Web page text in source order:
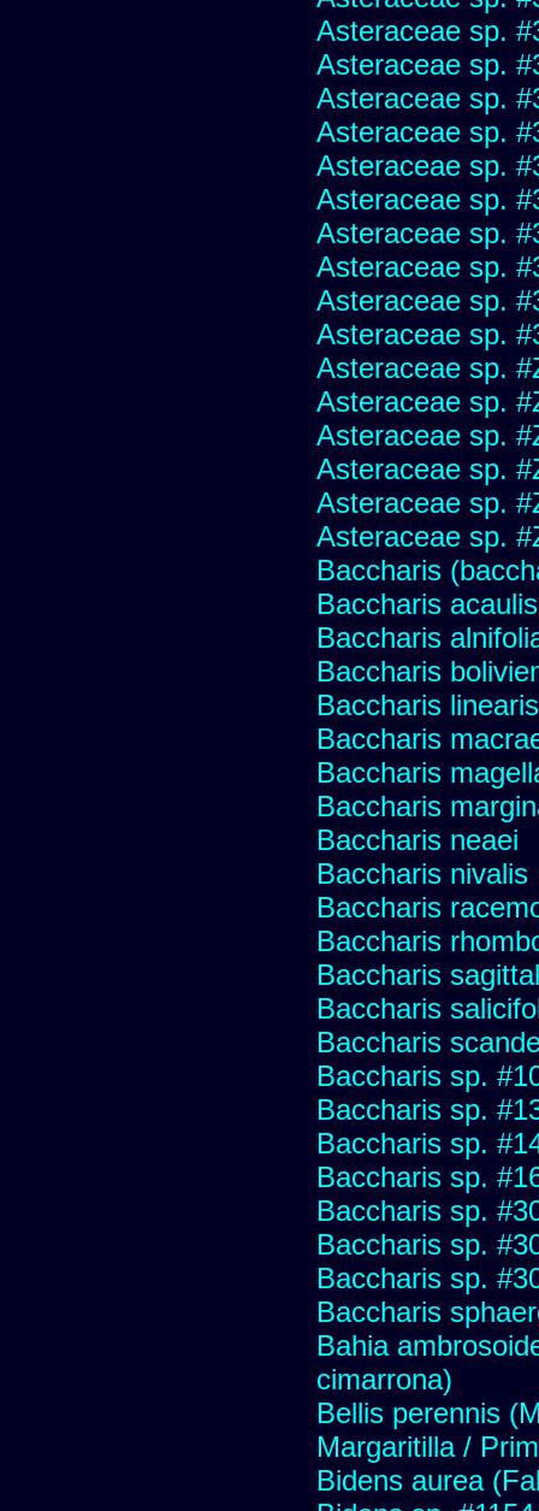
Asteraceae sp.
Asteraceae sp.
Asteraceae sp.
Asteraceae sp.
Asteraceae sp.
Asteraceae sp.
Asteraceae sp.
Asteraceae sp.
Asteraceae sp.
Asteraceae sp.
Asteraceae sp.
Asteraceae sp.
Asteraceae sp.
Asteraceae sp.
Asteraceae sp.
Asteraceae sp.
Baccharis
Baccharis acaulis
Baccharis
Baccharis
Baccharis
Baccharis
Baccharis
Baccharis
Baccharis neaei
Baccharis nivalis
Baccharis
Baccharis
Baccharis
Baccharis
Baccharis
Baccharis sp.
Baccharis sp.
Baccharis sp.
Baccharis sp.
Baccharis sp.
Baccharis sp.
Baccharis sp.
Baccharis
Bahia
cimarrona)
Bellis perennis
Margaritilla /
Bidens aurea